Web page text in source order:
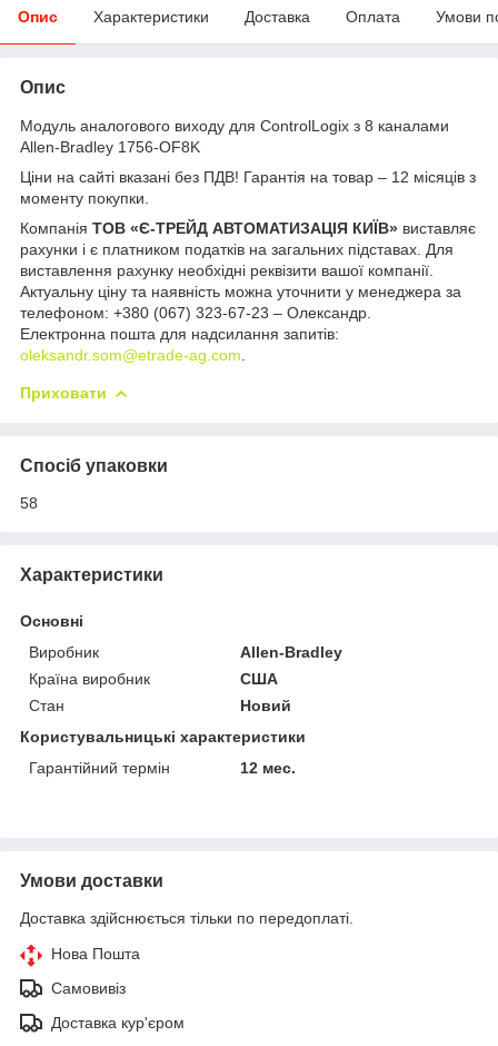
Опис Характеристики Доставка Оплата Умови
Опис
Модуль аналогового виходу для ControlLogix з 8 каналами
Allen-Bradley 1756-OF8K
Ціни на сайті вказані без ПДВ! Гарантія на товар – 12 місяців з
моменту покупки.
Компанія ТОВ «Є-ТРЕЙД АВТОМАТИЗАЦІЯ КИЇВ» виставляє
рахунки і є платником податків на загальних підставах. Для
виставлення рахунку необхідні реквізити вашої компанії.
Актуальну ціну та наявність можна уточнити у менеджера за
телефоном: +380 (067) 323-67-23 – Олександр.
Електронна пошта для надсилання запитів:
oleksandr.som@etrade-ag.com
Приховати
Спосіб упаковки
58
Характеристики
Основні
Виробник
Allen-Bradley
Країна виробник
США
Стан
Новий
Користувальницькі характеристики
Гарантійний термін
12 мес.
Умови доставки
Доставка здійснюється тільки по передоплаті.
Нова Пошта
Самовивіз
Доставка кур'єром